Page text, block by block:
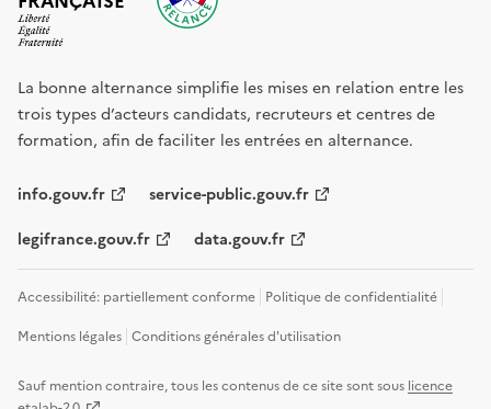
La bonne alternance simplifie les mises en relation entre les
trois types d’acteurs candidats, recruteurs et centres de
formation, afin de faciliter les entrées en alternance.
info.gouv.fr service-public.gouv.fr
legifrance.gouv.fr data.gouv.fr
Accessibilité: partiellement conforme Politique de confidentialité
Mentions légales Conditions générales d'utilisation
Sauf mention contraire, tous les contenus de ce site sont sous licence